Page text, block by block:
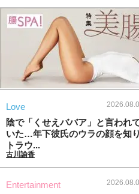
Love
陰で「くせえババア」と言われ
いた…年下彼氏のウラの顔を知り
トラウ...
古川諭香
Entertainment